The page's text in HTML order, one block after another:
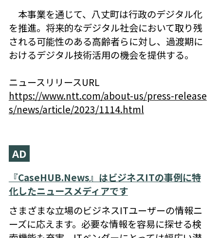
本事業を通じて、八丈町は行政のデジタル化
を推進。将来的なデジタル社会において取り残
される可能性のある高齢者らに対し、過渡期に
おけるデジタル技術活用の機会を提供する。
ニュースリリースURL
https://www.ntt.com/about-us/press-release
s/news/article/2023/1114.html
AD
『CaseHUB.News』はビジネスITの事例に特
化したニュースメディアです
さまざまな立場のビジネスITユーザーの情報ニ
ーズに応えます。必要な情報を容易に探せる検